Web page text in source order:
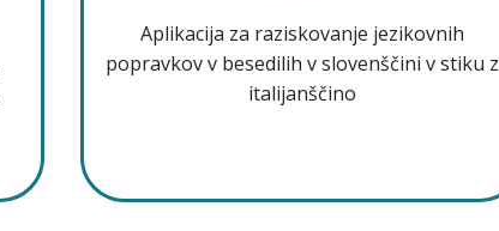
Aplikacija za raziskovanje jezikovnih
popravkov v besedilih v slovenščini v stiku z
italijanščino